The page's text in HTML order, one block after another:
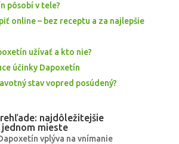
pôsobí v tele?
online – bez receptu a za najlepšie
užívať a kto nie?
účinky Dapoxetín
stav vopred posúdený?
najdôležitejšie
mieste
vplýva na vnímanie